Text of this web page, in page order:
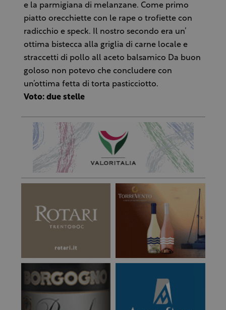
e la parmigiana di melanzane. Come primo
piatto orecchiette con le rape o trofiette con
radicchio e speck. Il nostro secondo era un’
ottima bistecca alla griglia di carne locale e
straccetti di pollo all aceto balsamico Da buon
goloso non potevo che concludere con
un’ottima fetta di torta pasticciotto.
Voto: due stelle